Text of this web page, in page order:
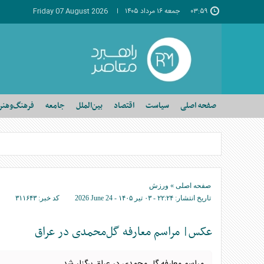
۰۳:۵۹ جمعه ۱۶ مرداد ۱۴۰۵ Friday 07 August 2026
صفحه اصلی سیاست اقتصاد بین‌الملل جامعه
صفحه اصلی » ورزش
تاریخ انتشار: ۲۲:۲۴ - ۰۳ تير ۱۴۰۵ - 2026 June 24 کد خبر: ۳۱۱۶۴۳
عکس| مراسم معارفه گل‌محمدی در عراق